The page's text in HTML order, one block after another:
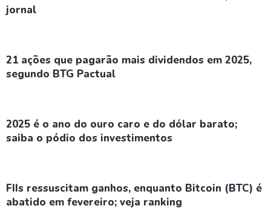
jornal
21 ações que pagarão mais dividendos em 2025,
segundo BTG Pactual
2025 é o ano do ouro caro e do dólar barato;
saiba o pódio dos investimentos
FIIs ressuscitam ganhos, enquanto Bitcoin (BTC) é
abatido em fevereiro; veja ranking